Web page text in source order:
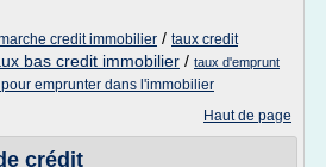
credit immobilier / taux credit
bas credit immobilier / taux d'emprunt
emprunter dans l'immobilier
Haut de page
crédit